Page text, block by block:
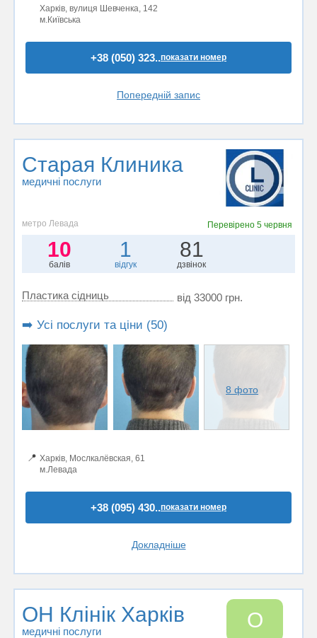
Харків, вулиця Шевченка, 142
м.Київська
+38 (050) 323..показати номер
Попередній запис
Старая Клиника
медичні послуги
метро Левада Перевірено 5 червня
10
балів
1
відгук
81
дзвінок
Пластика сідниць від 33000 грн.
➡️ Усі послуги та ціни (50)
8 фото
📍 Харків, Мослкалёвская, 61
м.Левада
+38 (095) 430..показати номер
Докладніше
ОН Клінік Харків
медичні послуги О